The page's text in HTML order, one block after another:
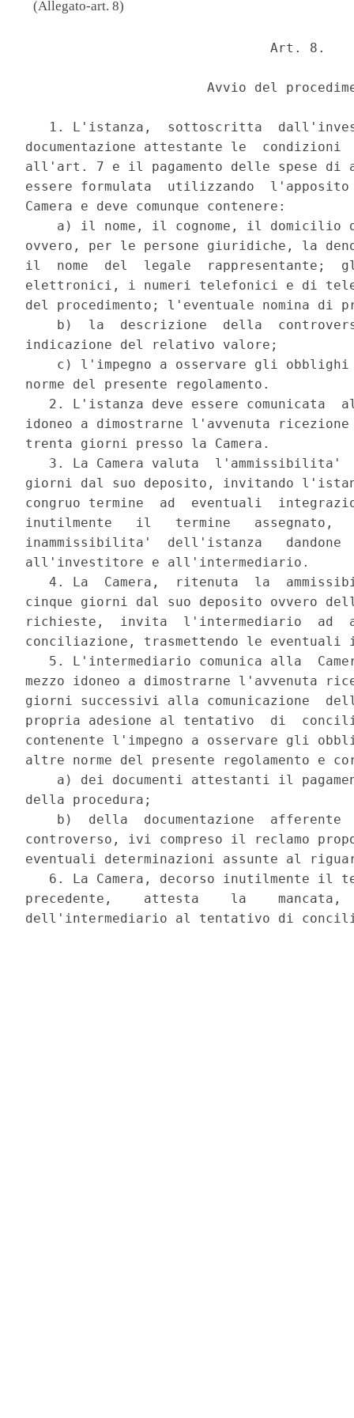
(Allegato-art. 8)
                               Art. 8.
Avvio del
1. L'istanza,  sottoscritta
documentazione attestante le
all'art. 7 e il pagamento delle spese di
essere formulata  utilizzando
Camera e deve comunque contenere:
a) il nome, il cognome, il domicilio
ovvero, per le persone giuridiche, la
il  nome  del  legale
elettronici, i numeri telefonici e di
del procedimento; l'eventuale nomina di
b)  la  descrizione  della
indicazione del relativo valore;
c) l'impegno a osservare gli
norme del presente regolamento.
2. L'istanza deve essere comunicata
idoneo a dimostrarne l'avvenuta
trenta giorni presso la Camera.
3. La Camera valuta  l'ammissibilita'
giorni dal suo deposito, invitando
congruo termine  ad  eventuali
inutilmente   il   termine   assegnato,
inammissibilita'  dell'istanza   dandone
all'investitore e all'intermediario.
4. La  Camera,  ritenuta  la
cinque giorni dal suo deposito ovvero
richieste,  invita  l'intermediario  ad
conciliazione, trasmettendo le
5. L'intermediario comunica alla
mezzo idoneo a dimostrarne l'avvenuta
giorni successivi alla comunicazione
propria adesione al tentativo  di
contenente l'impegno a osservare gli
altre norme del presente regolamento e
a) dei documenti attestanti il
della procedura;
b)  della  documentazione  afferente
controverso, ivi compreso il reclamo
eventuali determinazioni assunte al
6. La Camera, decorso inutilmente il
precedente,    attesta    la    mancata,
dell'intermediario al tentativo di